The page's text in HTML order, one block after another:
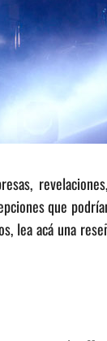
que
lea acá una